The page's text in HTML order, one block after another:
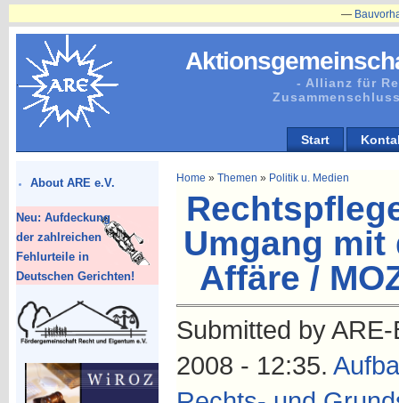
- Allianz für
Start
About ARE e.V.
Neu: Aufdeckung
der zahlreichen
Fehlurteile in
Deutschen Gerichten!
Bauvorhaben in
Home » Themen » Politik u. Medien
Umgang mit
Affäre /
Submitted by
2008 - 12:35.